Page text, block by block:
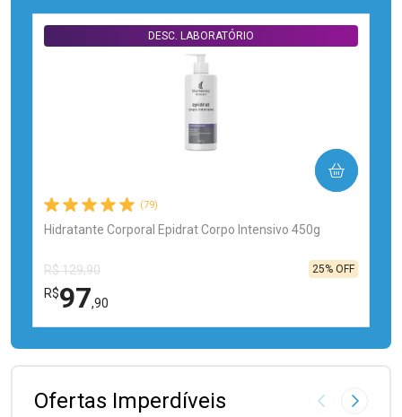
(79)
Hidratante Corporal Epidrat Corpo Intensivo 450g
DESC. LABORATÓRIO
R$ 129,90
R$97,90
25% OFF
COMPRAR
FECHAR
FECHAR
Ofertas Imperdíveis Imagem